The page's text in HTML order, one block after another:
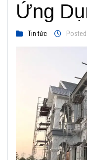
Ứng
Tin tức